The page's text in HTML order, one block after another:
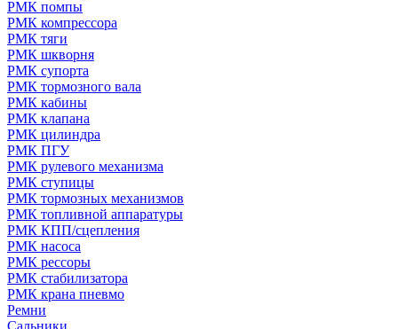
РМК помпы
РМК компрессора
РМК тяги
РМК шкворня
РМК супорта
РМК тормозного вала
РМК кабины
РМК клапана
РМК цилиндра
РМК ПГУ
РМК рулевого механизма
РМК ступицы
РМК тормозных механизмов
РМК топливной аппаратуры
РМК КПП/сцепления
РМК насоса
РМК рессоры
РМК стабилизатора
РМК крана пневмо
Ремни
Сальники